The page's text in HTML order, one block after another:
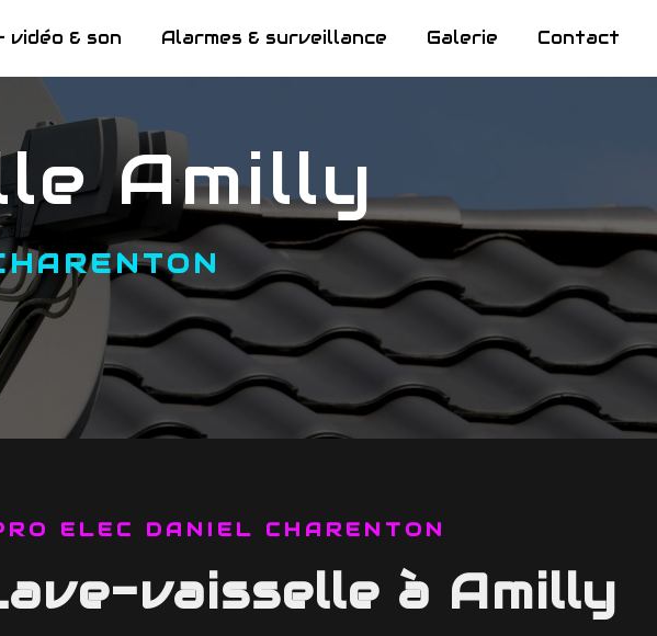
vidéo & son Alarmes & surveillance Galerie Contact
Amilly
PRO ELEC DANIEL CHARENTON
lave-vaisselle à Amilly